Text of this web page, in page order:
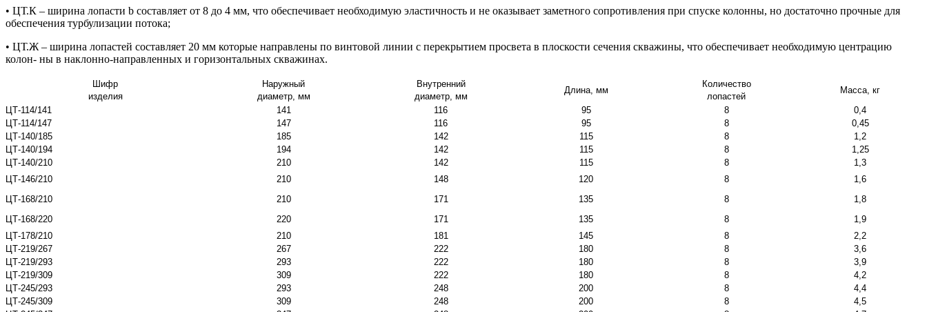
• ЦТ.К – ширина лопасти b составляет от 8 до 4 мм, что обеспечивает необходимую эластичность и не оказывает заметного сопротивления при спуске колонны, но достаточно прочные для
обеспечения турбулизации потока;
• ЦТ.Ж – ширина лопастей составляет 20 мм которые направлены по винтовой линии с перекрытием просвета в плоскости сечения скважины, что обеспечивает необходимую центрацию
колон- ны в наклонно-направленных и горизонтальных скважинах.
Шифр
изделия
Наружный
диаметр, мм
Внутренний
диаметр, мм
Длина, мм
Количество
лопастей
Масса, кг
ЦТ-114/141
141 116 95 8
0,4
ЦТ-114/147
147 116 95 8
0,45
ЦТ-140/185
185 142 115 8
1,2
ЦТ-140/194
194 142 115 8
1,25
ЦТ-140/210
210 142 115 8
1,3
ЦТ-146/210
210 148 120 8
1,6
ЦТ-168/210
210 171 135 8
1,8
ЦТ-168/220
220 171 135 8
1,9
ЦТ-178/210
210 181 145 8
2,2
ЦТ-219/267
267 222 180 8
3,6
ЦТ-219/293
293 222 180 8
3,9
ЦТ-219/309
309 222 180 8
4,2
ЦТ-245/293
293 248 200 8
4,4
ЦТ-245/309
309 248 200 8
4,5